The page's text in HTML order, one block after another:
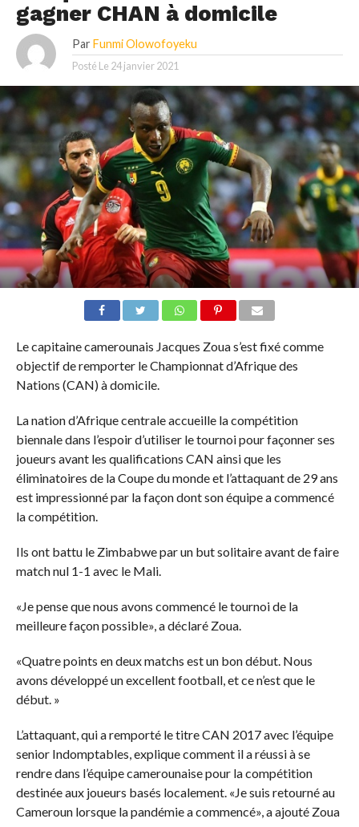
gagner CHAN à domicile
Par Funmi Olowofoyeku
Posté Le 24 janvier 2021
Le capitaine camerounais Jacques Zoua s’est fixé comme
objectif de remporter le Championnat d’Afrique des
Nations (CAN) à domicile.
La nation d’Afrique centrale accueille la compétition
biennale dans l’espoir d’utiliser le tournoi pour façonner ses
joueurs avant les qualifications CAN ainsi que les
éliminatoires de la Coupe du monde et l’attaquant de 29 ans
est impressionné par la façon dont son équipe a commencé
la compétition.
Ils ont battu le Zimbabwe par un but solitaire avant de faire
match nul 1-1 avec le Mali.
«Je pense que nous avons commencé le tournoi de la
meilleure façon possible», a déclaré Zoua.
«Quatre points en deux matchs est un bon début. Nous
avons développé un excellent football, et ce n’est que le
début. »
L’attaquant, qui a remporté le titre CAN 2017 avec l’équipe
senior Indomptables, explique comment il a réussi à se
rendre dans l’équipe camerounaise pour la compétition
destinée aux joueurs basés localement. «Je suis retourné au
Cameroun lorsque la pandémie a commencé», a ajouté Zoua